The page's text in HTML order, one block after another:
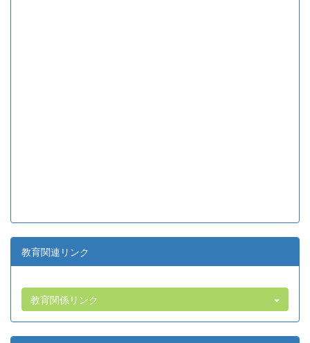
教育関連リンク
教育関係リンク